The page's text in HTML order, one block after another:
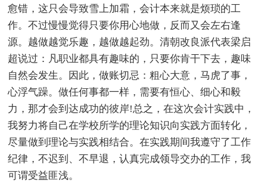
愈错，这只会导致雪上加霜，会计本来就是烦琐的工
作。不过慢慢觉得只要你用心地做，反而又会左右逢
源。越做越觉乐趣，越做越起劲。清朝改良派代表梁启
超说过：凡职业都具有趣味的，只要你肯干下去，趣味
自然会发生。因此，做账切忌：粗心大意，马虎了事，
心浮气躁。做任何事都一样，需要有恒心、细心和毅
力，那才会到达成功的彼岸!总之，在这次会计实践中，
我努力将自己在学校所学的理论知识向实践方面转化，
尽量做到理论与实践相结合。在实践期间我遵守了工作
纪律，不迟到、不早退，认真完成领导交办的工作，我
可谓受益匪浅。